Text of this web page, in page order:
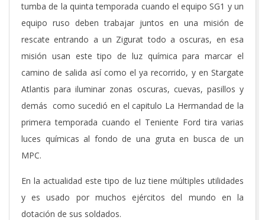
tumba de la quinta temporada cuando el equipo SG1 y un
equipo ruso deben trabajar juntos en una misión de
rescate entrando a un Zigurat todo a oscuras, en esa
misión usan este tipo de luz química para marcar el
camino de salida así como el ya recorrido, y en Stargate
Atlantis para iluminar zonas oscuras, cuevas, pasillos y
demás como sucedió en el capitulo La Hermandad de la
primera temporada cuando el Teniente Ford tira varias
luces químicas al fondo de una gruta en busca de un
MPC.
En la actualidad este tipo de luz tiene múltiples utilidades
y es usado por muchos ejércitos del mundo en la
dotación de sus soldados.